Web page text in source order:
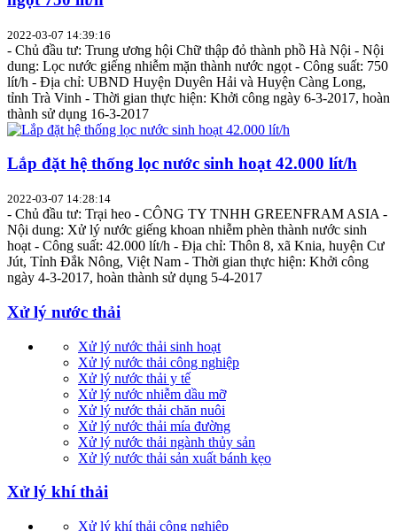
2022-03-07 14:39:16
- Chủ đầu tư: Trung ương hội Chữ thập đỏ thành phồ Hà Nội - Nội
dung: Lọc nước giếng nhiễm mặn thành nước ngọt - Công suất: 750
lít/h - Địa chỉ: UBND Huyện Duyên Hải và Huyện Càng Long,
tỉnh Trà Vinh - Thời gian thực hiện: Khởi công ngày 6-3-2017, hoàn
thành sử dụng 16-3-2017
Lắp đặt hệ thống lọc nước sinh hoạt 42.000 lít/h
2022-03-07 14:28:14
- Chủ đầu tư: Trại heo - CÔNG TY TNHH GREENFRAM ASIA -
Nội dung: Xử lý nước giếng khoan nhiễm phèn thành nước sinh
hoạt - Công suất: 42.000 lít/h - Địa chỉ: Thôn 8, xã Knia, huyện Cư
Jút, Tỉnh Đắk Nông, Việt Nam - Thời gian thực hiện: Khởi công
ngày 4-3-2017, hoàn thành sử dụng 5-4-2017
Xử lý nước thải
Xử lý nước thải sinh hoạt
Xử lý nước thải công nghiệp
Xử lý nước thải y tế
Xử lý nước nhiễm dầu mỡ
Xử lý nước thải chăn nuôi
Xử lý nước thải mía đường
Xử lý nước thải ngành thủy sản
Xử lý nước thải sản xuất bánh kẹo
Xử lý khí thải
Xử lý khí thải công nghiệp